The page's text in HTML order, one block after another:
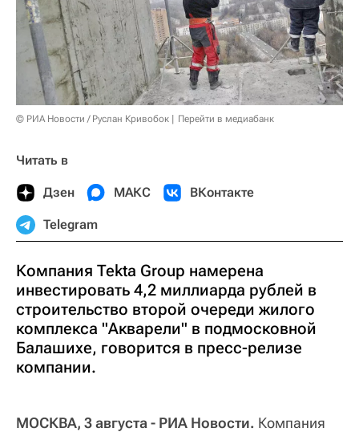
© РИА Новости / Руслан Кривобок Перейти в медиабанк
Читать в
Дзен МАКС ВКонтакте
Telegram
Компания Tekta Group намерена
инвестировать 4,2 миллиарда рублей в
строительство второй очереди жилого
комплекса "Акварели" в подмосковной
Балашихе, говорится в пресс-релизе
компании.
МОСКВА, 3 августа - РИА Новости. Компания